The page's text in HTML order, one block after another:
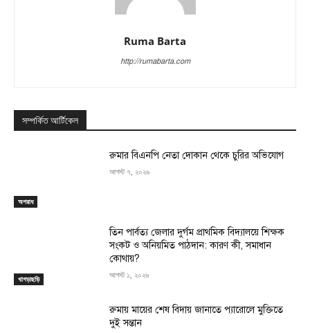
Ruma Barta
http://rumabarta.com
সম্পর্কিত আর্টিকেল
অপরাধ
রুমার বিএনপি নেতা দোকান থেকে চুরির অভিযোগ
আগস্ট ৭, ২০২৬
খাগড়াছড়ি
তিন পার্বত্য জেলার দুর্গম প্রাথমিক বিদ্যালয়ে শিক্ষক
সংকট ও অনিয়মিত পাঠদান: কারণ কী, সমাধান
কোথায়?
আগস্ট ১, ২০২৬
রুমায় মায়ের শেষ বিদায় জানাতে প্যারোলে মুক্তিতে
দুই সন্তান